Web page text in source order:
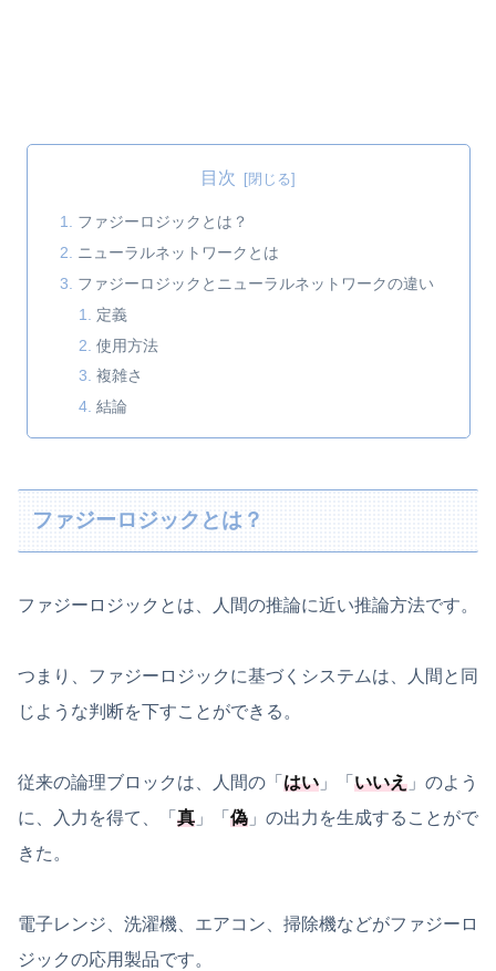
目次
ファジーロジックとは？
ニューラルネットワークとは
ファジーロジックとニューラルネットワークの違い
定義
使用方法
複雑さ
結論
ファジーロジックとは？
ファジーロジックとは、人間の推論に近い推論方法です。
つまり、ファジーロジックに基づくシステムは、人間と同
じような判断を下すことができる。
従来の論理ブロックは、人間の「 はい 」「 いいえ 」のよう
に、入力を得て、「 真 」「 偽 」の出力を生成することがで
きた。
電子レンジ、洗濯機、エアコン、掃除機などがファジーロ
ジックの応用製品です。